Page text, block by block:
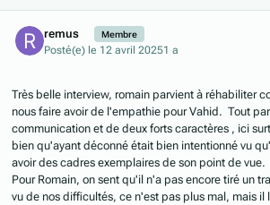
remus Membre
Posté(e) le 12 avril 20251 a
Très belle interview, romain parvient à réhabiliter
nous faire avoir de l'empathie pour Vahid. Tout
communication et de deux forts caractères , ici
bien qu'ayant déconné était bien intentionné vu
avoir des cadres exemplaires de son point de vue.
Pour Romain, on sent qu'il n'a pas encore tiré un
vu de nos difficultés, ce n'est pas plus mal, mais il